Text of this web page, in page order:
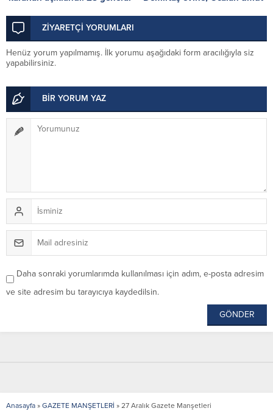
ZİYARETÇİ YORUMLARI
Henüz yorum yapılmamış. İlk yorumu aşağıdaki form aracılığıyla siz
yapabilirsiniz.
BİR YORUM YAZ
Daha sonraki yorumlarımda kullanılması için adım, e-posta adresim
ve site adresim bu tarayıcıya kaydedilsin.
Anasayfa » GAZETE MANŞETLERİ » 27 Aralık Gazete Manşetleri